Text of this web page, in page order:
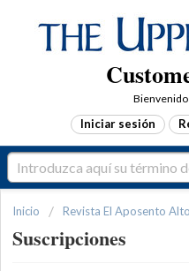
Bienvenido
Iniciar sesión
Inicio Revista El Aposento Alto
Suscripciones